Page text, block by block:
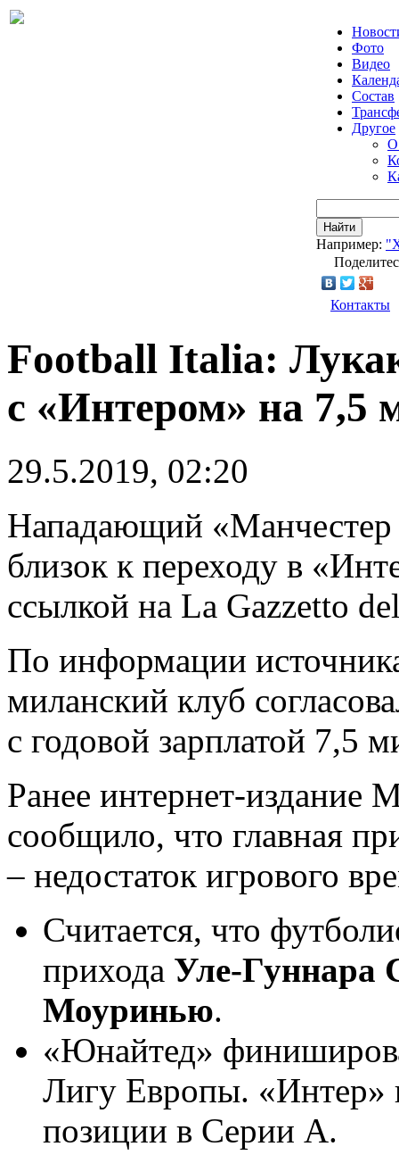
Фото
Видео
Состав
Другое
О
Найти
Например:
Контакты
Football Italia:
с «Интером» на 7,5
29.5.2019, 02:20
Нападающий
близок к переходу в
ссылкой на La Gazzetto
По информации
миланский клуб
с годовой зарплатой 7,5
Ранее интернет-издание
сообщило, что главная
– недостаток игрового
Считается, что
прихода Уле-Гуннара
Моуринью.
«Юнайтед»
Лигу Европы. «Интер»
позиции в Серии А.